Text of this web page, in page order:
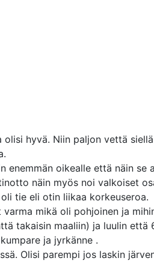
hyvä. Niin paljon vettä
enemmän oikealle että näin se
näin myös noi valkoiset
tie eli otin liikaa korkeuseroa.
mikä oli pohjoinen ja
takaisin maaliin) ja luulin että
ja jyrkänne .
Olisi parempi jos laskin